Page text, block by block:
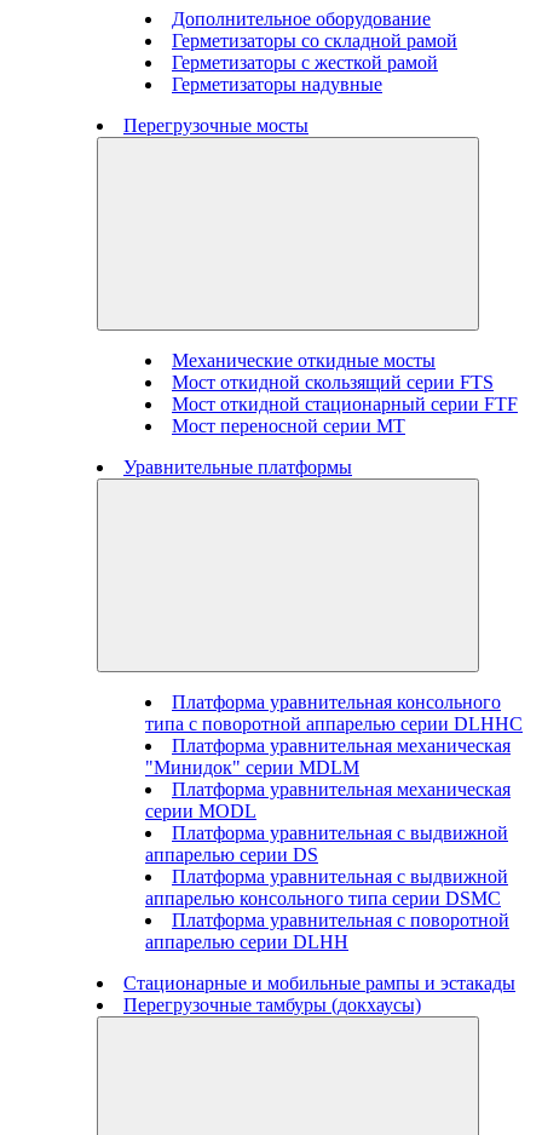
Дополнительное оборудование
Герметизаторы со складной рамой
Герметизаторы с жесткой рамой
Герметизаторы надувные
Перегрузочные мосты
Механические откидные мосты
Мост откидной скользящий серии FTS
Мост откидной стационарный серии FTF
Мост переносной серии MT
Уравнительные платформы
Платформа уравнительная консольного
типа с поворотной аппарелью серии DLHHC
Платформа уравнительная механическая
"Минидок" серии MDLM
Платформа уравнительная механическая
серии MODL
Платформа уравнительная с выдвижной
аппарелью серии DS
Платформа уравнительная с выдвижной
аппарелью консольного типа серии DSMC
Платформа уравнительная с поворотной
аппарелью серии DLHH
Стационарные и мобильные рампы и эстакады
Перегрузочные тамбуры (докхаусы)